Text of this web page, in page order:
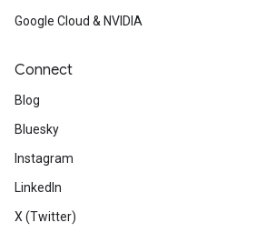
Google Cloud & NVIDIA
Connect
Blog
Bluesky
Instagram
LinkedIn
X (Twitter)